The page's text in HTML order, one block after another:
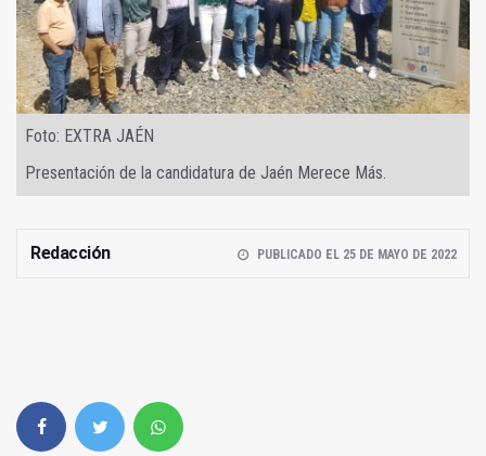
Foto: EXTRA JAÉN
Presentación de la candidatura de Jaén Merece Más.
Redacción PUBLICADO EL 25 DE MAYO DE 2022